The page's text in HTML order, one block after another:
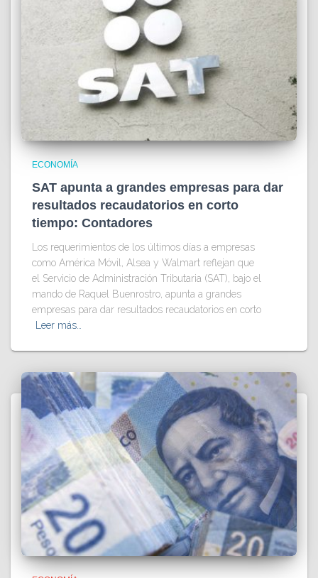
ECONOMÍA
SAT apunta a grandes empresas para dar
resultados recaudatorios en corto
tiempo: Contadores
Los requerimientos de los últimos días a empresas
como América Móvil, Alsea y Walmart reflejan que
el Servicio de Administración Tributaria (SAT), bajo el
mando de Raquel Buenrostro, apunta a grandes
empresas para dar resultados recaudatorios en corto
Leer más…